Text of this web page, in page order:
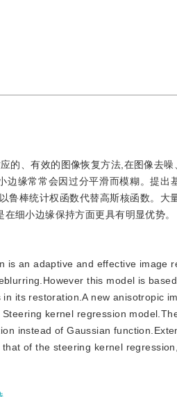
的、有效的图像恢复方法,在图像去
边缘常常会因过分平滑而模糊。提
鲁棒统计权函数代替高斯核函数。
细小边缘保持方面更具有明显优势。
is an adaptive and effective image
this model is
its restoration.A new anisotropic
kernel regression
instead of Gaussian
of the steering kernel